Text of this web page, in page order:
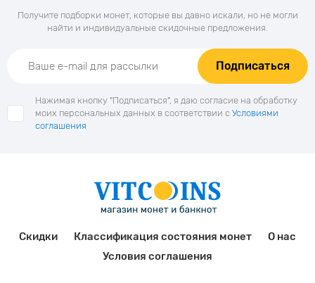
Получите подборки монет, которые вы давно искали, но не могли
найти и индивидуальные скидочные предложения.
Подписаться
Нажимая кнопку "Подписаться", я даю согласие на обработку
моих персональных данных в соответствии с Условиями
соглашения
Скидки Классификация состояния монет
О нас
Условия соглашения